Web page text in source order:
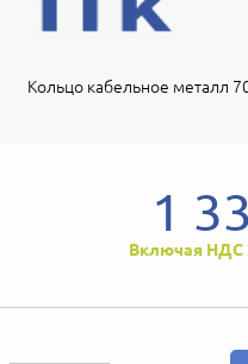
Кольцо кабельное металл
1
Включая НДС